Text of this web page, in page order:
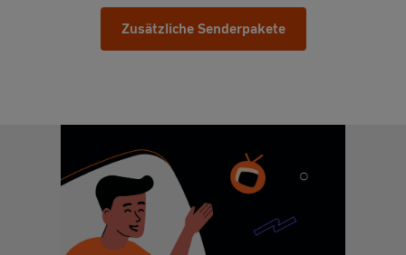
Zusätzliche Senderpakete